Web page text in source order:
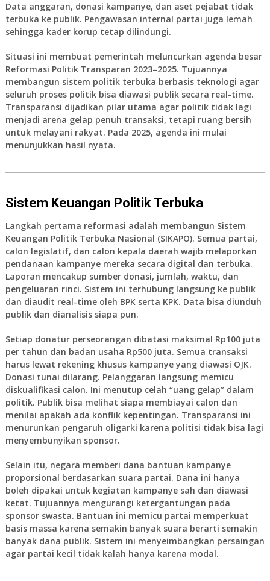
Data anggaran, donasi kampanye, dan aset pejabat tidak
terbuka ke publik. Pengawasan internal partai juga lemah
sehingga kader korup tetap dilindungi.
Situasi ini membuat pemerintah meluncurkan agenda besar
Reformasi Politik Transparan 2023–2025. Tujuannya
membangun sistem politik terbuka berbasis teknologi agar
seluruh proses politik bisa diawasi publik secara real-time.
Transparansi dijadikan pilar utama agar politik tidak lagi
menjadi arena gelap penuh transaksi, tetapi ruang bersih
untuk melayani rakyat. Pada 2025, agenda ini mulai
menunjukkan hasil nyata.
Sistem Keuangan Politik Terbuka
Langkah pertama reformasi adalah membangun Sistem
Keuangan Politik Terbuka Nasional (SIKAPO). Semua partai,
calon legislatif, dan calon kepala daerah wajib melaporkan
pendanaan kampanye mereka secara digital dan terbuka.
Laporan mencakup sumber donasi, jumlah, waktu, dan
pengeluaran rinci. Sistem ini terhubung langsung ke publik
dan diaudit real-time oleh BPK serta KPK. Data bisa diunduh
publik dan dianalisis siapa pun.
Setiap donatur perseorangan dibatasi maksimal Rp100 juta
per tahun dan badan usaha Rp500 juta. Semua transaksi
harus lewat rekening khusus kampanye yang diawasi OJK.
Donasi tunai dilarang. Pelanggaran langsung memicu
diskualifikasi calon. Ini menutup celah “uang gelap” dalam
politik. Publik bisa melihat siapa membiayai calon dan
menilai apakah ada konflik kepentingan. Transparansi ini
menurunkan pengaruh oligarki karena politisi tidak bisa lagi
menyembunyikan sponsor.
Selain itu, negara memberi dana bantuan kampanye
proporsional berdasarkan suara partai. Dana ini hanya
boleh dipakai untuk kegiatan kampanye sah dan diawasi
ketat. Tujuannya mengurangi ketergantungan pada
sponsor swasta. Bantuan ini memicu partai memperkuat
basis massa karena semakin banyak suara berarti semakin
banyak dana publik. Sistem ini menyeimbangkan persaingan
agar partai kecil tidak kalah hanya karena modal.